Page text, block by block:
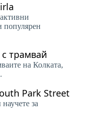
популярен
трамвай
на Колката,
Park Street
за